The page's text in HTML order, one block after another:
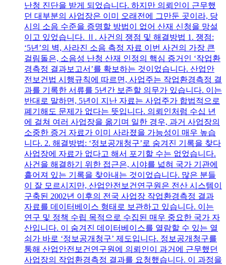
난청 진단을 받게 되었습니다. 하지만 의뢰인이 근무했
던 대부분의 사업장은 이미 오래전에 그만둔 곳이라, 당
시의 소음 수준을 증명할 방법이 없어 산재 신청을 망설
이고 있었습니다. Ⅱ. 사건의 쟁점 및 해결방법 1. 쟁점:
‘5년’의 벽, 사라진 소음 측정 자료 이번 사건의 가장 큰
걸림돌은, 소음성 난청 산재 인정의 핵심 증거인 ‘작업환
경측정 결과보고서’를 확보하는 것이었습니다. 산업안
전보건법 시행규칙에 따르면, 사업주는 작업환경측정 결
과를 기록한 서류를 5년간 보존할 의무가 있습니다. 이는
반대로 말하면, 5년이 지난 자료는 사업주가 합법적으로
폐기해도 문제가 없다는 뜻입니다. 의뢰인처럼 수십 년
에 걸쳐 여러 사업장을 옮기며 일한 경우, 과거 사업장의
소중한 증거 자료가 이미 사라졌을 가능성이 매우 높습
니다. 2. 해결방법: ‘정보공개청구’로 숨겨진 기록을 찾다
사업장에 자료가 없다고 해서 포기할 수는 없었습니다.
사건을 해결하기 위한 접근은, 시야를 넓혀 국가 기관에
흩어져 있는 기록을 찾아내는 것이었습니다. 많은 분들
이 잘 모르시지만, 산업안전보건연구원은 전산 시스템이
구축된 2002년 이후의 전국 사업장 작업환경측정 결과
자료를 데이터베이스 형태로 보관하고 있습니다. 이는
연구 및 정책 수립 목적으로 수집된 매우 중요한 국가 자
산입니다. 이 숨겨진 데이터베이스를 열람할 수 있는 열
쇠가 바로 ‘정보공개청구’ 제도입니다. 정보공개청구를
통해 산업안전보건연구원에 의뢰인이 과거에 근무했던
사업장의 작업환경측정 결과를 요청했습니다. 이 과정을